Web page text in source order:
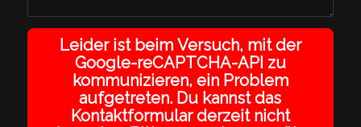
Leider ist beim Versuch, mit der
Google-reCAPTCHA-API zu
kommunizieren, ein Problem
aufgetreten. Du kannst das
Kontaktformular derzeit nicht